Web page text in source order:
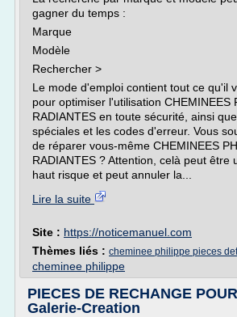
gagner du temps :
Marque
Modèle
Rechercher >
Le mode d'emploi contient tout ce qu'il
pour optimiser l'utilisation CHEMINEES
RADIANTES en toute sécurité, ainsi
spéciales et les codes d'erreur. Vous
de réparer vous-même CHEMINEES
RADIANTES ? Attention, celà peut être
haut risque et peut annuler la...
Lire la suite
Site : https://noticemanuel.com
Thèmes liés : cheminee philippe pieces
cheminee philippe
PIECES DE RECHANGE
Galerie-Creation